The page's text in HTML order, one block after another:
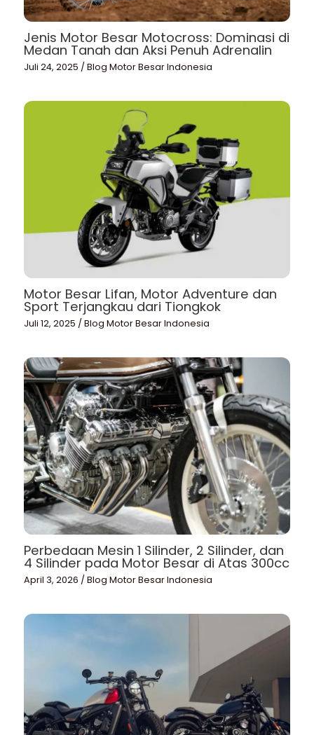
Jenis Motor Besar Motocross: Dominasi di
Medan Tanah dan Aksi Penuh Adrenalin
Juli 24, 2025 /Blog Motor Besar Indonesia
Motor Besar Lifan, Motor Adventure dan
Sport Terjangkau dari Tiongkok
Juli 12, 2025 /Blog Motor Besar Indonesia
Perbedaan Mesin 1 Silinder, 2 Silinder, dan
4 Silinder pada Motor Besar di Atas 300cc
April 3, 2026 /Blog Motor Besar Indonesia